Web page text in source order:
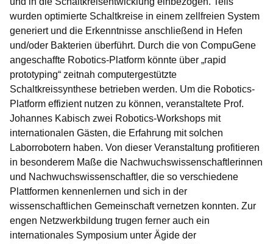
wurden optimierte Schaltkreise in einem zellfreien System
generiert und die Erkenntnisse anschließend in Hefen
und/oder Bakterien überführt. Durch die von CompuGene
angeschaffte Robotics-Platform könnte über „rapid
prototyping“ zeitnah computergestützte
Schaltkreissynthese betrieben werden. Um die Robotics-
Platform effizient nutzen zu können, veranstaltete Prof.
Johannes Kabisch zwei Robotics-Workshops mit
internationalen Gästen, die Erfahrung mit solchen
Laborrobotern haben. Von dieser Veranstaltung profitieren
in besonderem Maße die Nachwuchswissenschaftlerinnen
und Nachwuchswissenschaftler, die so verschiedene
Plattformen kennenlernen und sich in der
wissenschaftlichen Gemeinschaft vernetzen konnten. Zur
engen Netzwerkbildung trugen ferner auch ein
internationales Symposium unter Ägide der